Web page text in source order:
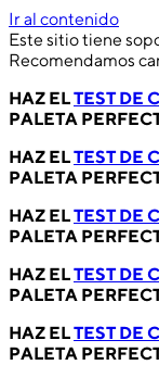
Ir al contenido
Este sitio tiene
Recomendamos
HAZ ELTEST DE
PALETA
HAZ ELTEST DE
PALETA
HAZ ELTEST DE
PALETA
HAZ ELTEST DE
PALETA
HAZ ELTEST DE
PALETA